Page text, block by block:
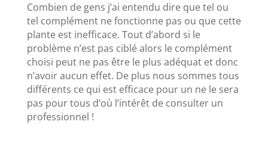
Combien de gens j’ai entendu dire que tel ou
tel complément ne fonctionne pas ou que cette
plante est inefficace. Tout d’abord si le
problème n’est pas ciblé alors le complément
choisi peut ne pas être le plus adéquat et donc
n’avoir aucun effet. De plus nous sommes tous
différents ce qui est efficace pour un ne le sera
pas pour tous d’où l’intérêt de consulter un
professionnel !